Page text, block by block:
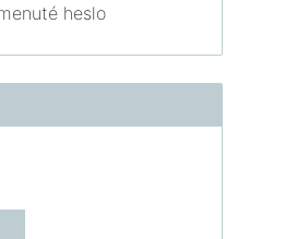
heslo